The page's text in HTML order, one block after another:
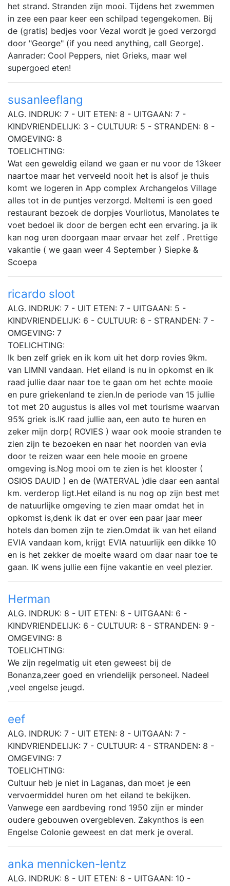
het strand. Stranden zijn mooi. Tijdens het zwemmen
in zee een paar keer een schilpad tegengekomen. Bij
de (gratis) bedjes voor Vezal wordt je goed verzorgd
door "George" (if you need anything, call George).
Aanrader: Cool Peppers, niet Grieks, maar wel
supergoed eten!
susanleeflang
ALG. INDRUK: 7 - UIT ETEN: 8 - UITGAAN: 7 -
KINDVRIENDELIJK: 3 - CULTUUR: 5 - STRANDEN: 8 -
OMGEVING: 8
TOELICHTING:
Wat een geweldig eiland we gaan er nu voor de 13keer
naartoe maar het verveeld nooit het is alsof je thuis
komt we logeren in App complex Archangelos Village
alles tot in de puntjes verzorgd. Meltemi is een goed
restaurant bezoek de dorpjes Vourliotus, Manolates te
voet bedoel ik door de bergen echt een ervaring. ja ik
kan nog uren doorgaan maar ervaar het zelf . Prettige
vakantie ( we gaan weer 4 September ) Siepke &
Scoepa
ricardo sloot
ALG. INDRUK: 7 - UIT ETEN: 7 - UITGAAN: 5 -
KINDVRIENDELIJK: 6 - CULTUUR: 6 - STRANDEN: 7 -
OMGEVING: 7
TOELICHTING:
Ik ben zelf griek en ik kom uit het dorp rovies 9km.
van LIMNI vandaan. Het eiland is nu in opkomst en ik
raad jullie daar naar toe te gaan om het echte mooie
en pure griekenland te zien.In de periode van 15 jullie
tot met 20 augustus is alles vol met tourisme waarvan
95% griek is.IK raad jullie aan, een auto te huren en
zeker mijn dorp( ROVIES ) waar ook mooie stranden te
zien zijn te bezoeken en naar het noorden van evia
door te reizen waar een hele mooie en groene
omgeving is.Nog mooi om te zien is het klooster (
OSIOS DAUID ) en de (WATERVAL )die daar een aantal
km. verderop ligt.Het eiland is nu nog op zijn best met
de natuurlijke omgeving te zien maar omdat het in
opkomst is,denk ik dat er over een paar jaar meer
hotels dan bomen zijn te zien.Omdat ik van het eiland
EVIA vandaan kom, krijgt EVIA natuurlijk een dikke 10
en is het zekker de moeite waard om daar naar toe te
gaan. IK wens jullie een fijne vakantie en veel plezier.
Herman
ALG. INDRUK: 8 - UIT ETEN: 8 - UITGAAN: 6 -
KINDVRIENDELIJK: 6 - CULTUUR: 8 - STRANDEN: 9 -
OMGEVING: 8
TOELICHTING:
We zijn regelmatig uit eten geweest bij de
Bonanza,zeer goed en vriendelijk personeel. Nadeel
,veel engelse jeugd.
eef
ALG. INDRUK: 7 - UIT ETEN: 8 - UITGAAN: 7 -
KINDVRIENDELIJK: 7 - CULTUUR: 4 - STRANDEN: 8 -
OMGEVING: 7
TOELICHTING:
Cultuur heb je niet in Laganas, dan moet je een
vervoermiddel huren om het eiland te bekijken.
Vanwege een aardbeving rond 1950 zijn er minder
oudere gebouwen overgebleven. Zakynthos is een
Engelse Colonie geweest en dat merk je overal.
anka mennicken-lentz
ALG. INDRUK: 8 - UIT ETEN: 8 - UITGAAN: 10 -